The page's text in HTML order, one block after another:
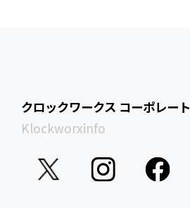
クロックワークス コーポレート
Klockworxinfo